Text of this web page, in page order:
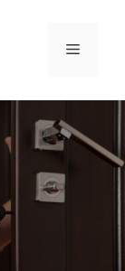
MENÚ